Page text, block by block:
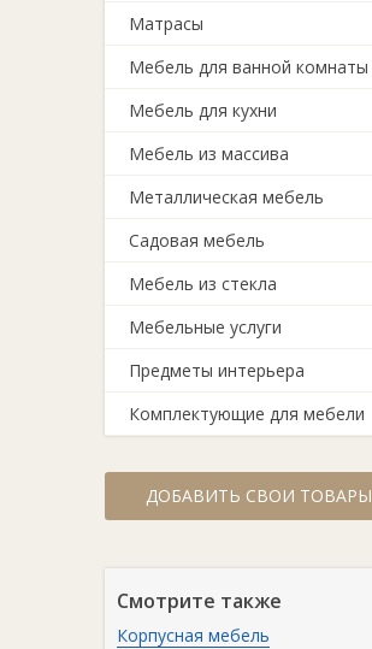
Матрасы
Мебель для ванной комнаты
Мебель для кухни
Мебель из массива
Металлическая мебель
Садовая мебель
Мебель из стекла
Мебельные услуги
Предметы интерьера
Комплектующие для мебели
ДОБАВИТЬ СВОИ ТОВАРЫ
Смотрите также
Корпусная мебель